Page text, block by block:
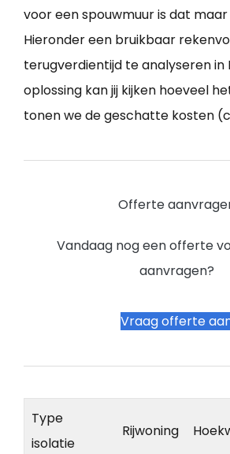
voor een spouwmuur is dat maar
Hieronder een bruikbaar
terugverdientijd te analyseren in
oplossing kan jij kijken hoeveel
tonen we de geschatte kosten
Offerte
Vandaag nog een offerte
aanvragen?
Vraag offerte
Type
isolatie
Rijwoning